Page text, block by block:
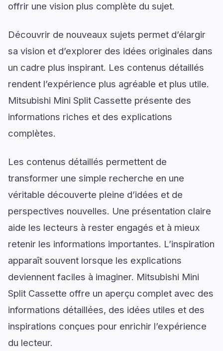
offrir une vision plus complète du sujet.
Découvrir de nouveaux sujets permet d’élargir
sa vision et d’explorer des idées originales dans
un cadre plus inspirant. Les contenus détaillés
rendent l’expérience plus agréable et plus utile.
Mitsubishi Mini Split Cassette présente des
informations riches et des explications
complètes.
Les contenus détaillés permettent de
transformer une simple recherche en une
véritable découverte pleine d’idées et de
perspectives nouvelles. Une présentation claire
aide les lecteurs à rester engagés et à mieux
retenir les informations importantes. L’inspiration
apparaît souvent lorsque les explications
deviennent faciles à imaginer. Mitsubishi Mini
Split Cassette offre un aperçu complet avec des
informations détaillées, des idées utiles et des
inspirations conçues pour enrichir l’expérience
du lecteur.